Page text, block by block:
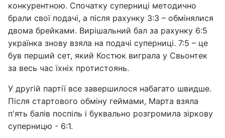
конкурентною. Спочатку суперниці методично
брали свої подачі, а після рахунку 3:3 – обмінялися
двома брейками. Вирішальний бал за рахунку 6:5
українка знову взяла на подачі суперниці. 7:5 – це
був перший сет, який Костюк виграла у Свьонтек
за весь час їхніх протистоянь.
У другій партії все завершилося набагато швидше.
Після стартового обміну геймами, Марта взяла
п'ять балів поспіль і буквально розгромила зіркову
суперницю - 6:1.